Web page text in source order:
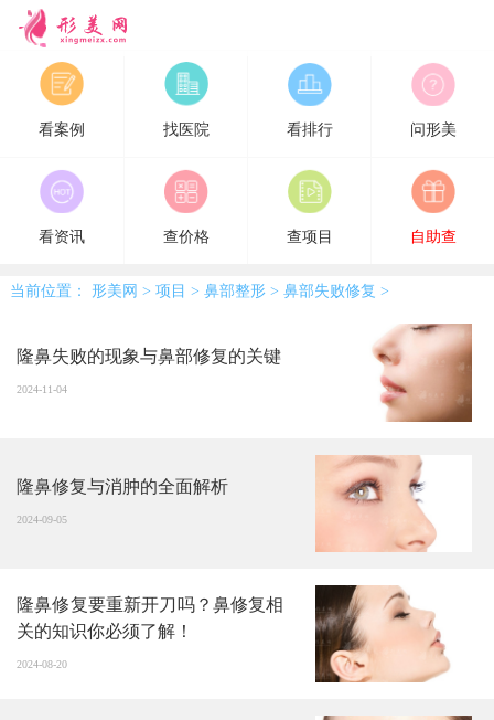
形美网
看案例 找医院 看排行 问形美
看资讯 查价格 查项目 自助查
当前位置： 形美网 > 项目 > 鼻部整形> 鼻部失败修复 >
隆鼻失败的现象与鼻部修复的关键
2024-11-04
隆鼻修复与消肿的全面解析
2024-09-05
隆鼻修复要重新开刀吗？鼻修复相
关的知识你必须了解！
2024-08-20